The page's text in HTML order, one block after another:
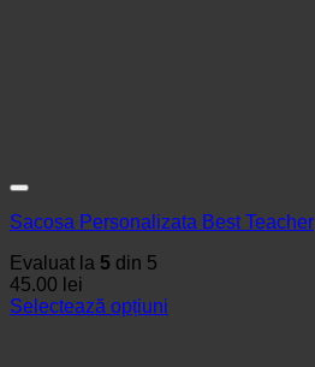
Sacosa Personalizata Best Teacher
Evaluat la 5 din 5
45.00 lei
Selectează opțiuni